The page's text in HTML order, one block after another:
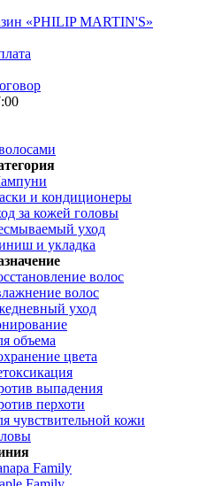
и кондиционеры
за кожей головы
уход
и укладка
волос
волос
уход
объема
цвета
выпадения
перхоти
чувствительной кожи
Family